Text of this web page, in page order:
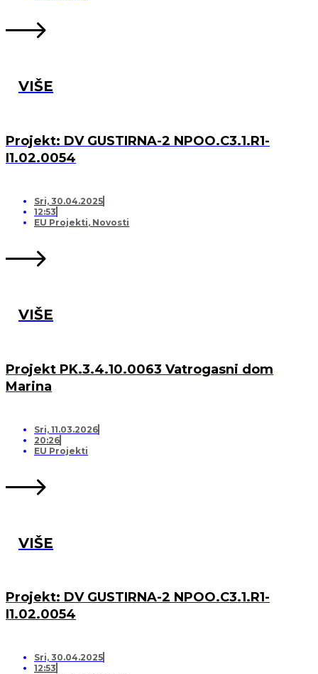
VIŠE
Projekt: DV GUSTIRNA-2 NPOO.C3.1.R1-
I1.02.0054
Sri, 30.04.2025
12:53
EU Projekti, Novosti
VIŠE
Projekt PK.3.4.10.0063 Vatrogasni dom
Marina
Sri, 11.03.2026
20:26
EU Projekti
VIŠE
Projekt: DV GUSTIRNA-2 NPOO.C3.1.R1-
I1.02.0054
Sri, 30.04.2025
12:53